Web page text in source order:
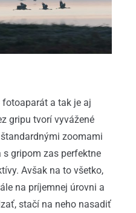
fotoaparát a tak je aj
gripu tvorí vyvážené
zoomami
s gripom zas perfektne
Avšak na to všetko,
na príjemnej úrovni a
stačí na neho nasadiť